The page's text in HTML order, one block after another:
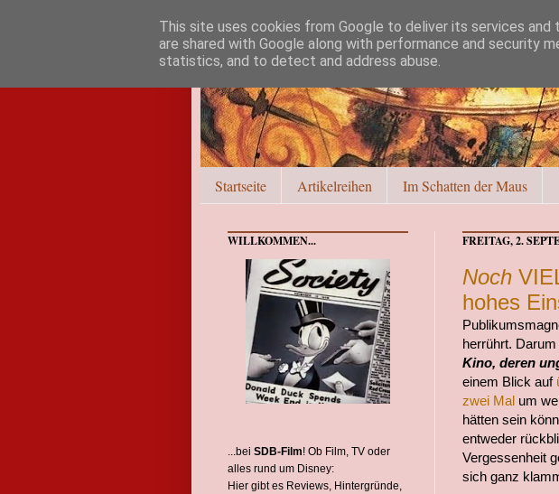
Startseite Artikelreihen Im Schatten der Maus
FREITAG, 2.
Noch
hohes
herrührt.
Kino, deren
einem Blick auf
zwei Mal um
hätten sein
entweder
Vergessenheit
sich ganz
WILLKOMMEN...
...bei SDB-Film! Ob Film, TV oder
alles rund um Disney:
Hier gibt es Reviews, Hintergründe,
This site uses cookies from Google to deliver its services and
are shared with Google along with performance and security
statistics, and to detect and address abuse.